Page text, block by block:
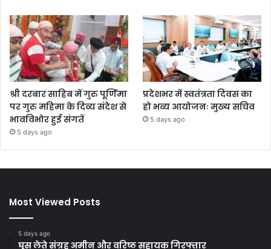
श्री दरबार साहिब में गुरु पूर्णिमा
पर गुरु महिमा के दिव्य संदेश से
भावविभोर हुई संगतें
5 days ago
प्रदेशभर में स्वतंत्रता दिवस का
हो भव्य आयोजनः मुख्य सचिव
5 days ago
Most Viewed Posts
5 days ago
घूस लेते संग्रह अमीन और वरिष्ठ सहायक गिरफ्तार